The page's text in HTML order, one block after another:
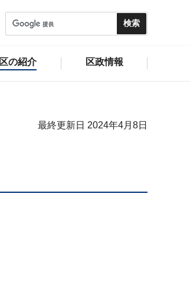
区の紹介 区政情報
最終更新日 2024年4月8日